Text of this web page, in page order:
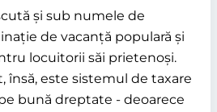
și sub numele de
de vacanță populară și
locuitorii săi prietenoși.
însă, este sistemul de taxare
bună dreptate - deoarece